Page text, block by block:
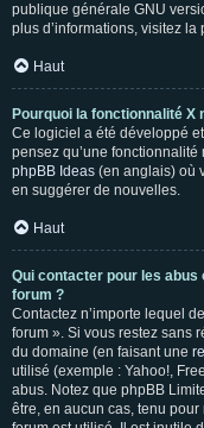
publique générale GNU
plus d’informations, visitez la
Haut
Pourquoi la fonctionnalité X
Ce logiciel a été développé
pensez qu’une fonctionnalité
phpBB Ideas (en anglais) où
en suggérer de nouvelles.
Haut
Qui contacter pour les
forum ?
Contactez n’importe lequel
forum ». Si vous restez sans
du domaine (en faisant une
utilisé (exemple : Yahoo!,
abus. Notez que phpBB
être, en aucun cas, tenu